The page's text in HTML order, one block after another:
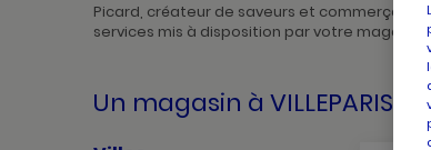
Picard, créateur de saveurs et commerçant
services mis à disposition par votre magasin.
Un magasin à VILLEPARISIS